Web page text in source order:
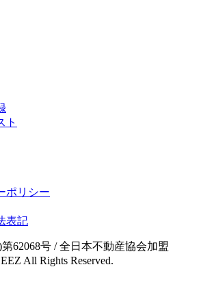
ト
ポリシー
表記
62068号 / 全日本不動産協会加盟
All Rights Reserved.